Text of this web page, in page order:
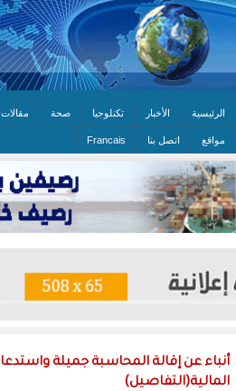
الرئيسية الأخبار تكنلوجيا صحة مقالات
مواقع اتصل بنا Francais
أنباء عن إقالة المحاسبة جميلة
المالية(التفاصيل)